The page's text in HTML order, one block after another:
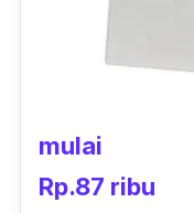
mulai
Rp.87 ribu